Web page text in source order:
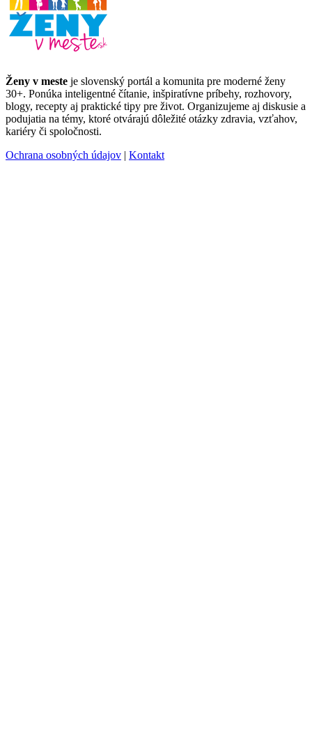
Ženy v meste je slovenský portál a komunita pre moderné ženy
30+. Ponúka inteligentné čítanie, inšpiratívne príbehy, rozhovory,
blogy, recepty aj praktické tipy pre život. Organizujeme aj diskusie a
podujatia na témy, ktoré otvárajú dôležité otázky zdravia, vzťahov,
kariéry či spoločnosti.
Ochrana osobných údajov | Kontakt